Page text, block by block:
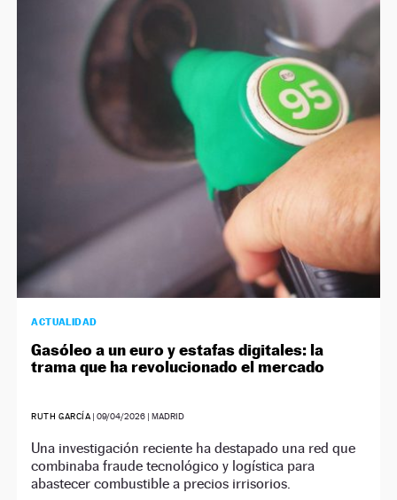
ACTUALIDAD
Gasóleo a un euro y estafas digitales: la
trama que ha revolucionado el mercado
RUTH GARCÍA |09/04/2026 | MADRID
Una investigación reciente ha destapado una red que
combinaba fraude tecnológico y logística para
abastecer combustible a precios irrisorios.